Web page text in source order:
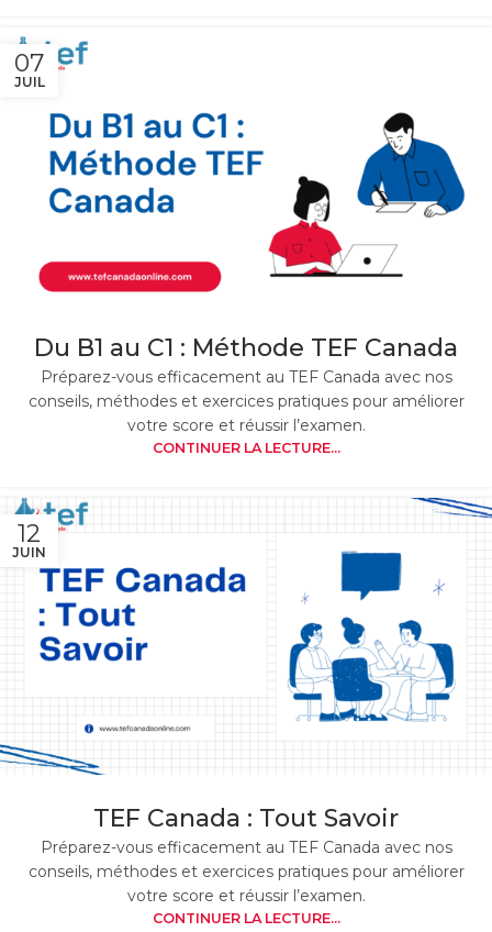
07
JUIL
Du B1 au C1 : Méthode TEF Canada
Préparez-vous efficacement au TEF Canada avec nos
conseils, méthodes et exercices pratiques pour améliorer
votre score et réussir l’examen.
CONTINUER LA LECTURE...
12
JUIN
TEF Canada : Tout Savoir
Préparez-vous efficacement au TEF Canada avec nos
conseils, méthodes et exercices pratiques pour améliorer
votre score et réussir l’examen.
CONTINUER LA LECTURE...